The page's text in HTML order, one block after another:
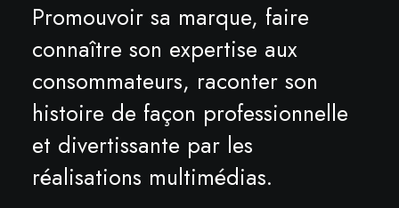
Promouvoir sa marque, faire
connaître son expertise aux
consommateurs, raconter son
histoire de façon professionnelle
et divertissante par les
réalisations multimédias.